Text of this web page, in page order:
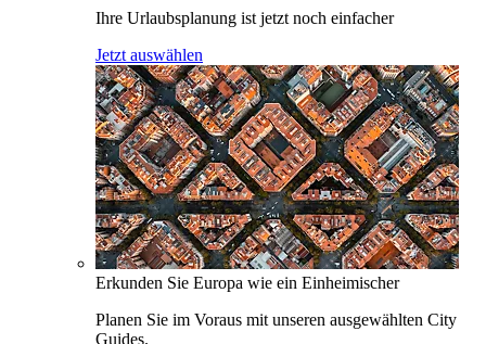
Ihre Urlaubsplanung ist jetzt noch einfacher
Jetzt auswählen
Erkunden Sie Europa wie ein Einheimischer
Planen Sie im Voraus mit unseren ausgewählten City
Guides.